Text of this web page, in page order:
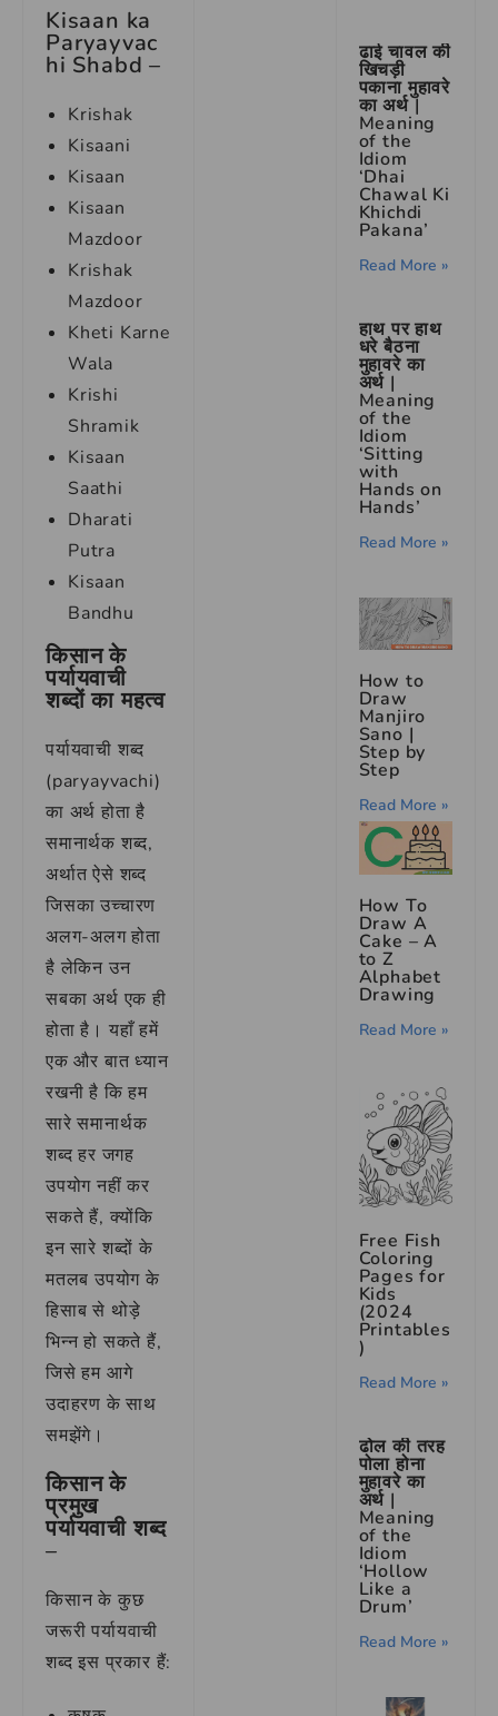
Kisaan ka
Paryayvac
hi Shabd –
Krishak
Kisaani
Kisaan
Kisaan
Mazdoor
Krishak
Mazdoor
Kheti Karne
Wala
Krishi
Shramik
Kisaan
Saathi
Dharati
Putra
Kisaan
Bandhu
किसान के
पर्यायवाची
शब्दों का महत्व
पर्यायवाची शब्द
(paryayvachi)
का अर्थ होता है
समानार्थक शब्द,
अर्थात ऐसे शब्द
जिसका उच्चारण
अलग-अलग होता
है लेकिन उन
सबका अर्थ एक ही
होता है। यहाँ हमें
एक और बात ध्यान
रखनी है कि हम
सारे समानार्थक
शब्द हर जगह
उपयोग नहीं कर
सकते हैं, क्योंकि
इन सारे शब्दों के
मतलब उपयोग के
हिसाब से थोड़े
भिन्न हो सकते हैं,
जिसे हम आगे
उदाहरण के साथ
समझेंगे।
किसान के
प्रमुख
पर्यायवाची शब्द
–
किसान के कुछ
जरूरी पर्यायवाची
शब्द इस प्रकार हैं:
ढाई चावल की
खिचड़ी
पकाना मुहावरे
का अर्थ |
Meaning
of the
Idiom
‘Dhai
Chawal Ki
Khichdi
Pakana’
Read More »
हाथ पर हाथ
धरे बैठना
मुहावरे का
अर्थ |
Meaning
of the
Idiom
‘Sitting
with
Hands on
Hands’
Read More »
How to
Draw
Manjiro
Sano |
Step by
Step
Read More »
How To
Draw A
Cake – A
to Z
Alphabet
Drawing
Read More »
Free Fish
Coloring
Pages for
Kids
(2024
Printables
)
Read More »
ढोल की तरह
पोला होना
मुहावरे का
अर्थ |
Meaning
of the
Idiom
‘Hollow
Like a
Drum’
Read More »